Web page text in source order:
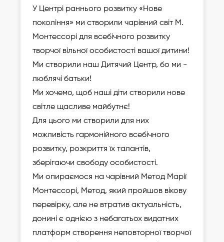
У Центрі раннього розвитку «Нове
покоління» ми створили чарівний світ М.
Монтессорі для всебічного розвитку
творчої вільної особистості вашої дитини!
Ми створили наш Дитячий Центр, бо ми -
люблячі батьки!
Ми хочемо, щоб наші діти створили нове
світле щасливе майбутнє!
Для цього ми створили для них
можливість гармонійного всебічного
розвитку, розкриття їх талантів,
зберігаючи свободу особистості.
Ми опираємося на чарівний Метод Марії
Монтессорі, Метод, який пройшов вікову
перевірку, але не втратив актуальність,
донині є однією з небагатьох видатних
платформ створення неповторної творчої